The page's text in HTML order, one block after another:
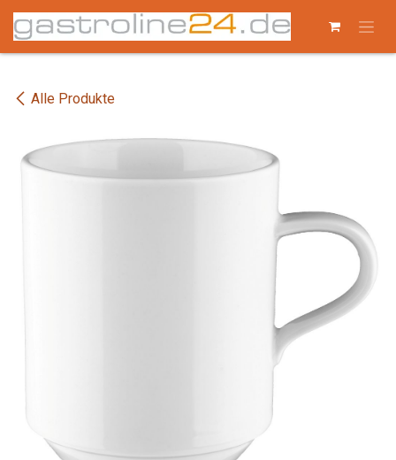
Zum Inhalt springen
Alle Produkte